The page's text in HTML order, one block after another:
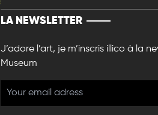
LA NEWSLETTER
J’adore l’art, je m’inscris illico à la
Museum